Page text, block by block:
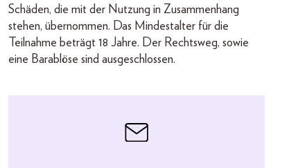
Schäden, die mit der Nutzung in Zusammenhang
stehen, übernommen. Das Mindestalter für die
Teilnahme beträgt 18 Jahre. Der Rechtsweg, sowie
eine Barablöse sind ausgeschlossen.